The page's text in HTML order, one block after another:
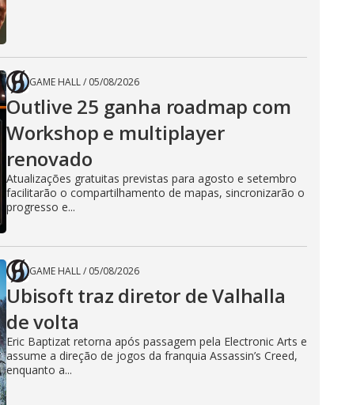
GAME HALL/ 05/08/2026
Outlive 25 ganha roadmap com
Workshop e multiplayer
renovado
Atualizações gratuitas previstas para agosto e setembro
facilitarão o compartilhamento de mapas, sincronizarão o
progresso e...
GAME HALL/ 05/08/2026
Ubisoft traz diretor de Valhalla
de volta
Eric Baptizat retorna após passagem pela Electronic Arts e
assume a direção de jogos da franquia Assassin’s Creed,
enquanto a...